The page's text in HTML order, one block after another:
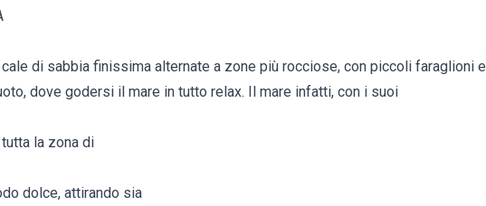
di sabbia finissima alternate a zone più rocciose, con piccoli faraglioni e
dove godersi il mare in tutto relax. Il mare infatti, con i suoi
la zona di
dolce, attirando sia